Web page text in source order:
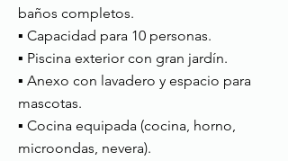
baños completos.
▪ Capacidad para 10 personas.
▪ Piscina exterior con gran jardín.
▪ Anexo con lavadero y espacio para
mascotas.
▪ Cocina equipada (cocina, horno,
microondas, nevera).